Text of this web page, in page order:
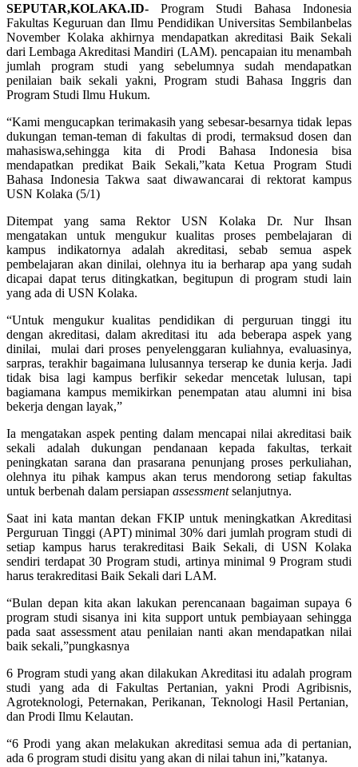
SEPUTAR,KOLAKA.ID- Program Studi Bahasa Indonesia
Fakultas Keguruan dan Ilmu Pendidikan Universitas Sembilanbelas
November Kolaka akhirnya mendapatkan akreditasi Baik Sekali
dari Lembaga Akreditasi Mandiri (LAM). pencapaian itu menambah
jumlah program studi yang sebelumnya sudah mendapatkan
penilaian baik sekali yakni, Program studi Bahasa Inggris dan
Program Studi Ilmu Hukum.
“Kami mengucapkan terimakasih yang sebesar-besarnya tidak lepas
dukungan teman-teman di fakultas di prodi, termaksud dosen dan
mahasiswa,sehingga kita di Prodi Bahasa Indonesia bisa
mendapatkan predikat Baik Sekali,”kata Ketua Program Studi
Bahasa Indonesia Takwa saat diwawancarai di rektorat kampus
USN Kolaka (5/1)
Ditempat yang sama Rektor USN Kolaka Dr. Nur Ihsan
mengatakan untuk mengukur kualitas proses pembelajaran di
kampus indikatornya adalah akreditasi, sebab semua aspek
pembelajaran akan dinilai, olehnya itu ia berharap apa yang sudah
dicapai dapat terus ditingkatkan, begitupun di program studi lain
yang ada di USN Kolaka.
“Untuk mengukur kualitas pendidikan di perguruan tinggi itu
dengan akreditasi, dalam akreditasi itu ada beberapa aspek yang
dinilai, mulai dari proses penyelenggaran kuliahnya, evaluasinya,
sarpras, terakhir bagaimana lulusannya terserap ke dunia kerja. Jadi
tidak bisa lagi kampus berfikir sekedar mencetak lulusan, tapi
bagiamana kampus memikirkan penempatan atau alumni ini bisa
bekerja dengan layak,”
Ia mengatakan aspek penting dalam mencapai nilai akreditasi baik
sekali adalah dukungan pendanaan kepada fakultas, terkait
peningkatan sarana dan prasarana penunjang proses perkuliahan,
olehnya itu pihak kampus akan terus mendorong setiap fakultas
untuk berbenah dalam persiapan assessmentselanjutnya.
Saat ini kata mantan dekan FKIP untuk meningkatkan Akreditasi
Perguruan Tinggi (APT) minimal 30% dari jumlah program studi di
setiap kampus harus terakreditasi Baik Sekali, di USN Kolaka
sendiri terdapat 30 Program studi, artinya minimal 9 Program studi
harus terakreditasi Baik Sekali dari LAM.
“Bulan depan kita akan lakukan perencanaan bagaiman supaya 6
program studi sisanya ini kita support untuk pembiayaan sehingga
pada saat assessment atau penilaian nanti akan mendapatkan nilai
baik sekali,”pungkasnya
6 Program studi yang akan dilakukan Akreditasi itu adalah program
studi yang ada di Fakultas Pertanian, yakni Prodi Agribisnis,
Agroteknologi, Peternakan, Perikanan, Teknologi Hasil Pertanian,
dan Prodi Ilmu Kelautan.
“6 Prodi yang akan melakukan akreditasi semua ada di pertanian,
ada 6 program studi disitu yang akan di nilai tahun ini,”katanya.